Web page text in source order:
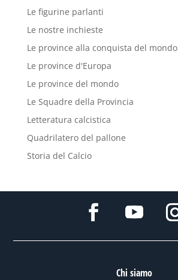
Le figurine parlanti
Le nostre inchieste
Le province alla conquista del mondo
Le province d'Europa
Le province del mondo
Le Squadre della Provincia
Letteratura calcistica
Quadrilatero del pallone
Storia del Calcio
Chi siamo